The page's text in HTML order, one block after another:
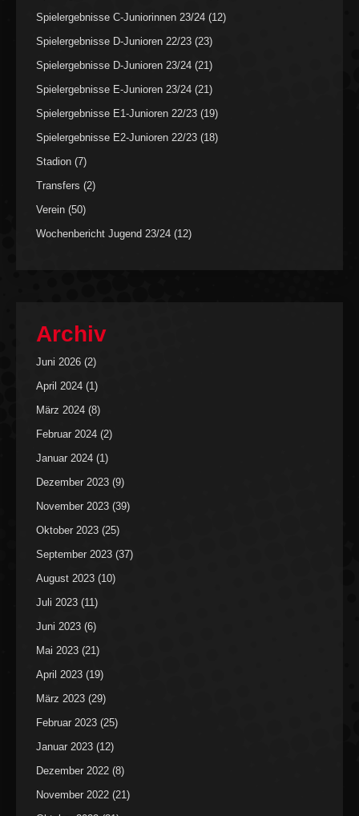
Spielergebnisse C-Juniorinnen 23/24 (12)
Spielergebnisse D-Junioren 22/23 (23)
Spielergebnisse D-Junioren 23/24 (21)
Spielergebnisse E-Junioren 23/24 (21)
Spielergebnisse E1-Junioren 22/23 (19)
Spielergebnisse E2-Junioren 22/23 (18)
Stadion (7)
Transfers (2)
Verein (50)
Wochenbericht Jugend 23/24 (12)
Archiv
Juni 2026 (2)
April 2024 (1)
März 2024 (8)
Februar 2024 (2)
Januar 2024 (1)
Dezember 2023 (9)
November 2023 (39)
Oktober 2023 (25)
September 2023 (37)
August 2023 (10)
Juli 2023 (11)
Juni 2023 (6)
Mai 2023 (21)
April 2023 (19)
März 2023 (29)
Februar 2023 (25)
Januar 2023 (12)
Dezember 2022 (8)
November 2022 (21)